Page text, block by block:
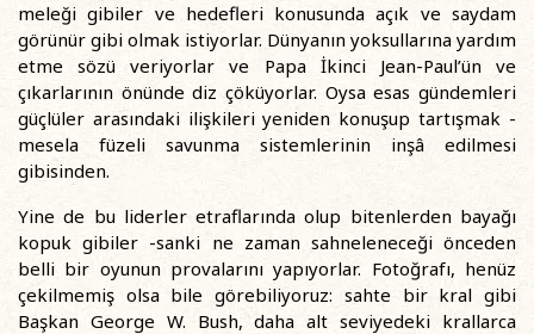
meleği gibiler ve hedefleri konusunda açık ve saydam
görünür gibi olmak istiyorlar. Dünyanın yoksullarına yardım
etme sözü veriyorlar ve Papa İkinci Jean-Paul’ün ve
çıkarlarının önünde diz çöküyorlar. Oysa esas gündemleri
güçlüler arasındaki ilişkileri yeniden konuşup tartışmak -
mesela füzeli savunma sistemlerinin inşâ edilmesi
gibisinden.
Yine de bu liderler etraflarında olup bitenlerden bayağı
kopuk gibiler -sanki ne zaman sahneleneceği önceden
belli bir oyunun provalarını yapıyorlar. Fotoğrafı, henüz
çekilmemiş olsa bile görebiliyoruz: sahte bir kral gibi
Başkan George W. Bush, daha alt seviyedeki krallarca